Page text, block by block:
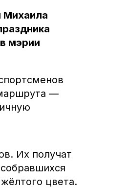
Михаила
мэрии
—
Их получат
цвета.